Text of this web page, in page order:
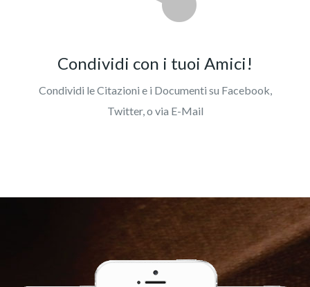
Condividi con i tuoi Amici!
Condividi le Citazioni e i Documenti su Facebook,
Twitter, o via E-Mail